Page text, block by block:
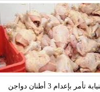
النيابة تأمر بإعدام 3 أطنان دواجن